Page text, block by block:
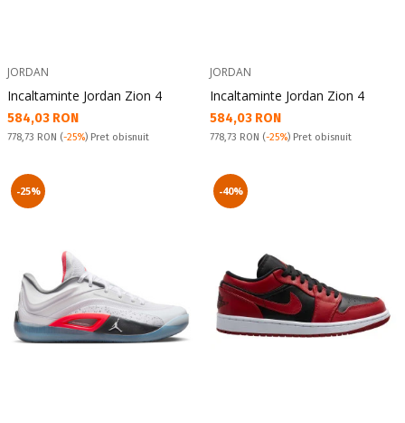
JORDAN
Incaltaminte Jordan Zion 4
Текуща цена:
584,03 RON
Pret obisnuit:
778,73 RON (-25%) Pret obisnuit
JORDAN
Incaltaminte Jordan Zion 4
Текуща цена:
584,03 RON
Pret obisnuit:
778,73 RON (-25%) Pret obisnuit
-25% -40%